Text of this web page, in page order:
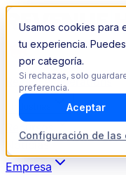
Usamos cookies para
tu experiencia.
por categoría.
Si rechazas, solo
preferencia.
Configuración de las
Aceptar
Revenue Operations
Noticias
Empresa